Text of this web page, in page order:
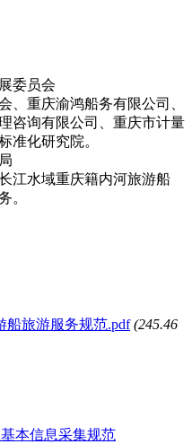
委员会
、重庆渝鸿船务有限公司、
咨询有限公司、重庆市计量
准化研究院。
江水域重庆籍内河旅游船
。
船旅游服务规范.pdf (245.46
本信息采集规范